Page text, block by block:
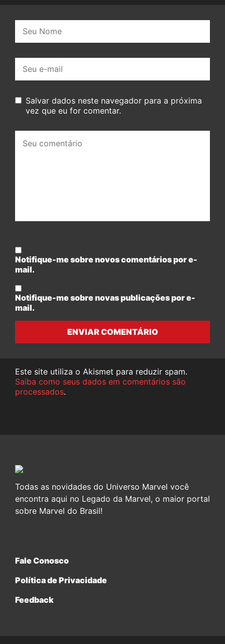
mail:
Salvar dados neste navegador para a próxima
vez que eu for comentar.
comentário:
Notifique-me sobre novos comentários por e-
mail.
Notifique-me sobre novas publicações por e-
mail.
ENVIAR COMENTÁRIO
Este site utiliza o Akismet para reduzir spam.
Saiba como seus dados em comentários são
processados.
Todas as novidades do Universo Marvel você
encontra aqui no Legado da Marvel, o maior portal
sobre Marvel do Brasil!
Fale Conosco
Política de Privacidade
Feedback